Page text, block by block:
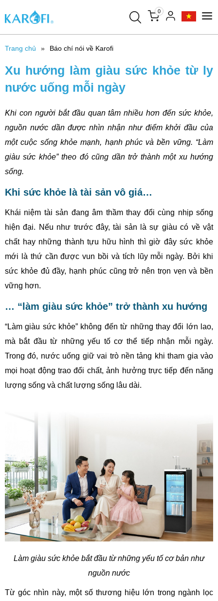
0
Trang chủ Báo chí nói về Karofi
Xu hướng làm giàu sức khỏe từ ly
nước uống mỗi ngày
Khi con người bắt đầu quan tâm nhiều hơn đến sức khỏe,
nguồn nước dần được nhìn nhận như điểm khởi đầu của
một cuộc sống khỏe mạnh, hạnh phúc và bền vững. “Làm
giàu sức khỏe” theo đó cũng dần trở thành một xu hướng
sống.
Khi sức khỏe là tài sản vô giá…
Khái niệm tài sản đang âm thầm thay đổi cùng nhịp sống
hiện đại. Nếu như trước đây, tài sản là sự giàu có về vật
chất hay những thành tựu hữu hình thì giờ đây sức khỏe
mới là thứ cần được vun bồi và tích lũy mỗi ngày. Bởi khi
sức khỏe đủ đầy, hạnh phúc cũng trở nên trọn vẹn và bền
vững hơn.
… “làm giàu sức khỏe” trở thành xu hướng
“Làm giàu sức khỏe” không đến từ những thay đổi lớn lao,
mà bắt đầu từ những yếu tố cơ thể tiếp nhận mỗi ngày.
Trong đó, nước uống giữ vai trò nền tảng khi tham gia vào
mọi hoạt động trao đổi chất, ảnh hưởng trực tiếp đến năng
lượng sống và chất lượng sống lâu dài.
Làm giàu sức khỏe bắt đầu từ những yếu tố cơ bản như
nguồn nước
Từ góc nhìn này, một số thương hiệu lớn trong ngành lọc